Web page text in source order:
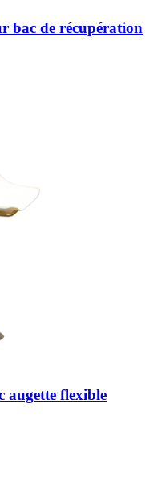
bac de récupération
augette flexible